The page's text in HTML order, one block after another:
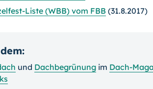
Liste (WBB) vom FBB (31.8.2017)
und Dachbegrünung im Dach-